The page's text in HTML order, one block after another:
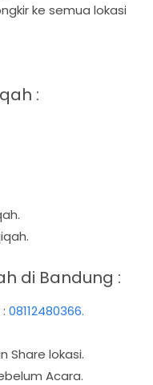
ke semua lokasi
:
di Bandung :
08112480366.
Share lokasi.
Acara.